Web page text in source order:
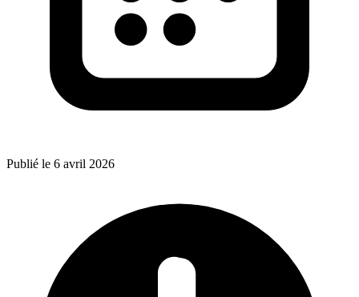
Publié le 6 avril 2026